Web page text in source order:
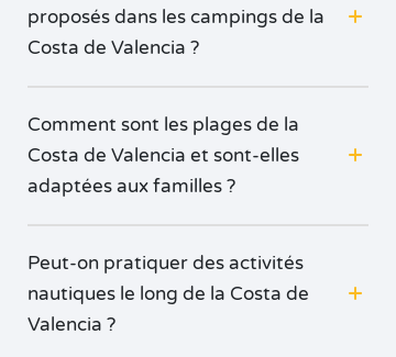
proposés dans les campings de la
Costa de Valencia ?
Comment sont les plages de la
Costa de Valencia et sont-elles
adaptées aux familles ?
Peut-on pratiquer des activités
nautiques le long de la Costa de
Valencia ?